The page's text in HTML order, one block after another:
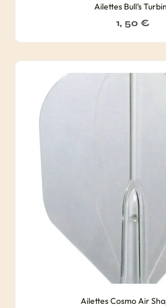
Ailettes Bull’s
1, 50 €
Ailettes Cosmo Air